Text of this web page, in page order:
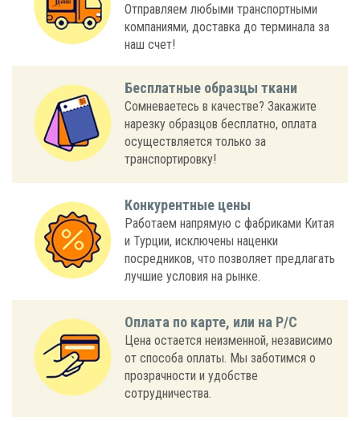
Отправляем любыми транспортными
компаниями, доставка до терминала за
наш счет!
Бесплатные образцы ткани
Сомневаетесь в качестве? Закажите
нарезку образцов бесплатно, оплата
осуществляется только за
транспортировку!
Конкурентные цены
Работаем напрямую с фабриками Китая
и Турции, исключены наценки
посредников, что позволяет предлагать
лучшие условия на рынке.
Оплата по карте, или на Р/С
Цена остается неизменной, независимо
от способа оплаты. Мы заботимся о
прозрачности и удобстве
сотрудничества.